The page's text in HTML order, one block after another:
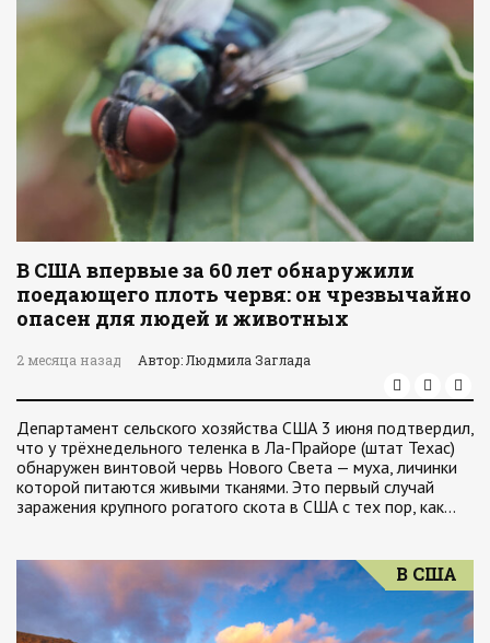
В США впервые за 60 лет обнаружили
поедающего плоть червя: он чрезвычайно
опасен для людей и животных
2 месяца назад Автор: Людмила Заглада
Департамент сельского хозяйства США 3 июня подтвердил,
что у трёхнедельного теленка в Ла-Прайоре (штат Техас)
обнаружен винтовой червь Нового Света — муха, личинки
которой питаются живыми тканями. Это первый случай
заражения крупного рогатого скота в США с тех пор, как…
В США